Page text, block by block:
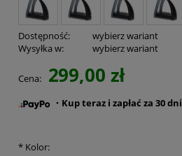
Dostępność:
wybierz wariant
Wysyłka w:
wybierz wariant
Cena: 299,00 zł
・Kup teraz i zapłać za 30 dni
* Kolor: